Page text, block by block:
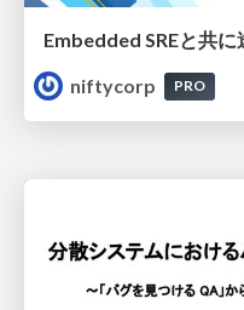
niftycorp
PRO